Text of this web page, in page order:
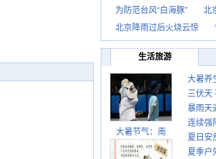
为防范台风“白海豚”
北
北京降雨过后火烧云惊
生活旅游
大暑节气：南
大暑养
三伏天
请收好
暴雨天
示请收
连续强
这些前
夏日安
贴士
夏季户